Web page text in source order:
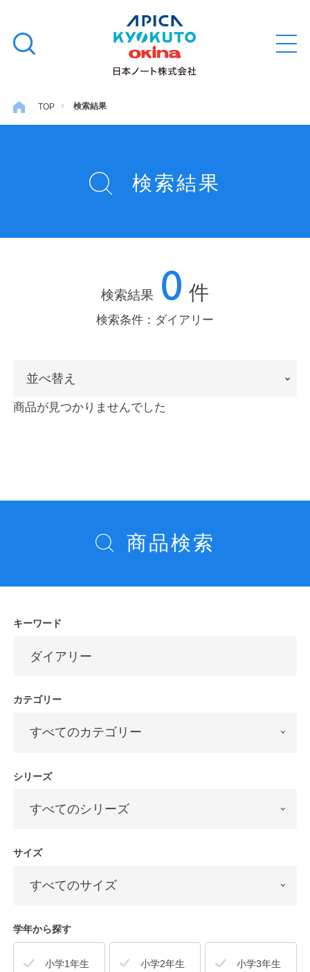
文
キ
ッ
閉
検
る
ファイル・バインダー
工場フォトツアー
お知らせ
OEMご希望の方へ
公式アカウント
TOP 検索結果
検索結果
検索結果 0 件
検索条件： ダイアリー
替
並べ替え
商品が見つかりませんでした
商品検索
キーワード
カテゴリー
シリーズ
サイズ
学年から探す
小学1年生 小学2年生 小学3年生